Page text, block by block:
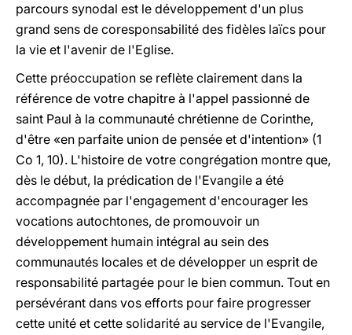
parcours synodal est le développement d'un plus
grand sens de coresponsabilité des fidèles laïcs pour
la vie et l'avenir de l'Eglise.
Cette préoccupation se reflète clairement dans la
référence de votre chapitre à l'appel passionné de
saint Paul à la communauté chrétienne de Corinthe,
d'être «en parfaite union de pensée et d'intention» (1
Co 1, 10). L'histoire de votre congrégation montre que,
dès le début, la prédication de l'Evangile a été
accompagnée par l'engagement d'encourager les
vocations autochtones, de promouvoir un
développement humain intégral au sein des
communautés locales et de développer un esprit de
responsabilité partagée pour le bien commun. Tout en
persévérant dans vos efforts pour faire progresser
cette unité et cette solidarité au service de l'Evangile,